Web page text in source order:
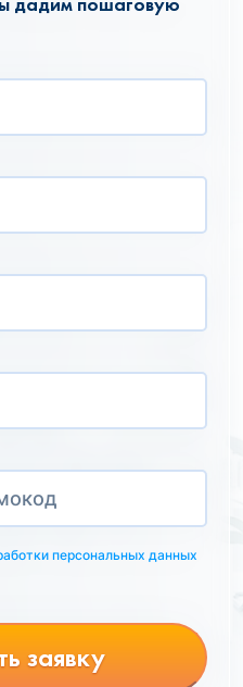
персональных данных
заявку